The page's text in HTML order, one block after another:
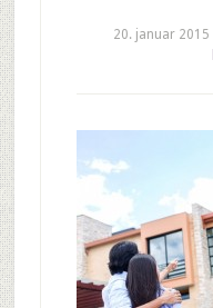
20. januar 2015